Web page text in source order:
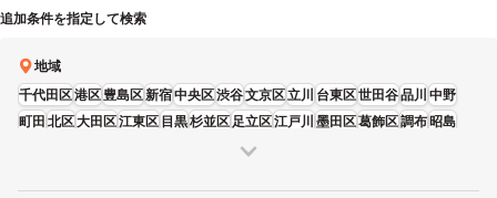
護士ドットコムでは弁護士費用を分割払いで受け付けしてくれる弁護士や東京で初回相談を無料
で対応してくれる弁護士といった様々なニーズ別で弁護士を比較することができます。具体的に
東京周辺の法律事務所の弁護士を実績で検討したい」などの依頼にも対応することができます。
弁護士の中には「法人・個人どちらも柔軟に対応致しますので、まずはお気軽にご相談下さ
い。」とおっしゃる方もおります。インターネット問題のトラブルに巻き込まれている方は本サ
イトに登録全弁護士22,835人から、営業時間や男性・女性などの性別などの希望を考慮して、
自身にあう弁護士に問合せをしてみることもご検討ください。
追加条件を指定して検索
地域
千代田区港区豊島区新宿中央区渋谷文京区立川 台東区世田谷品川中野
町田北区大田区江東区目黒杉並区足立区江戸川墨田区葛飾区調布昭島
狛江